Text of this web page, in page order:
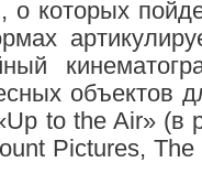
о которых
объектов
to the Air» (в
Pictures, The